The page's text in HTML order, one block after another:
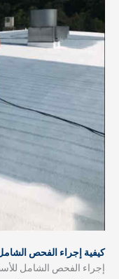
كيفية إجراء الفحص
إجراء الفحص الشامل